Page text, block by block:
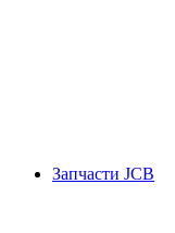
Запчасти JCB